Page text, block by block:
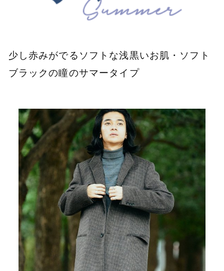
少し赤みがでるソフトな浅黒いお肌・ソフト
ブラックの瞳のサマータイプ